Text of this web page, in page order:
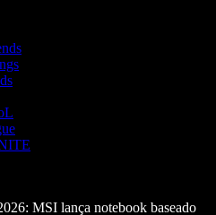
MSI lança notebook baseado